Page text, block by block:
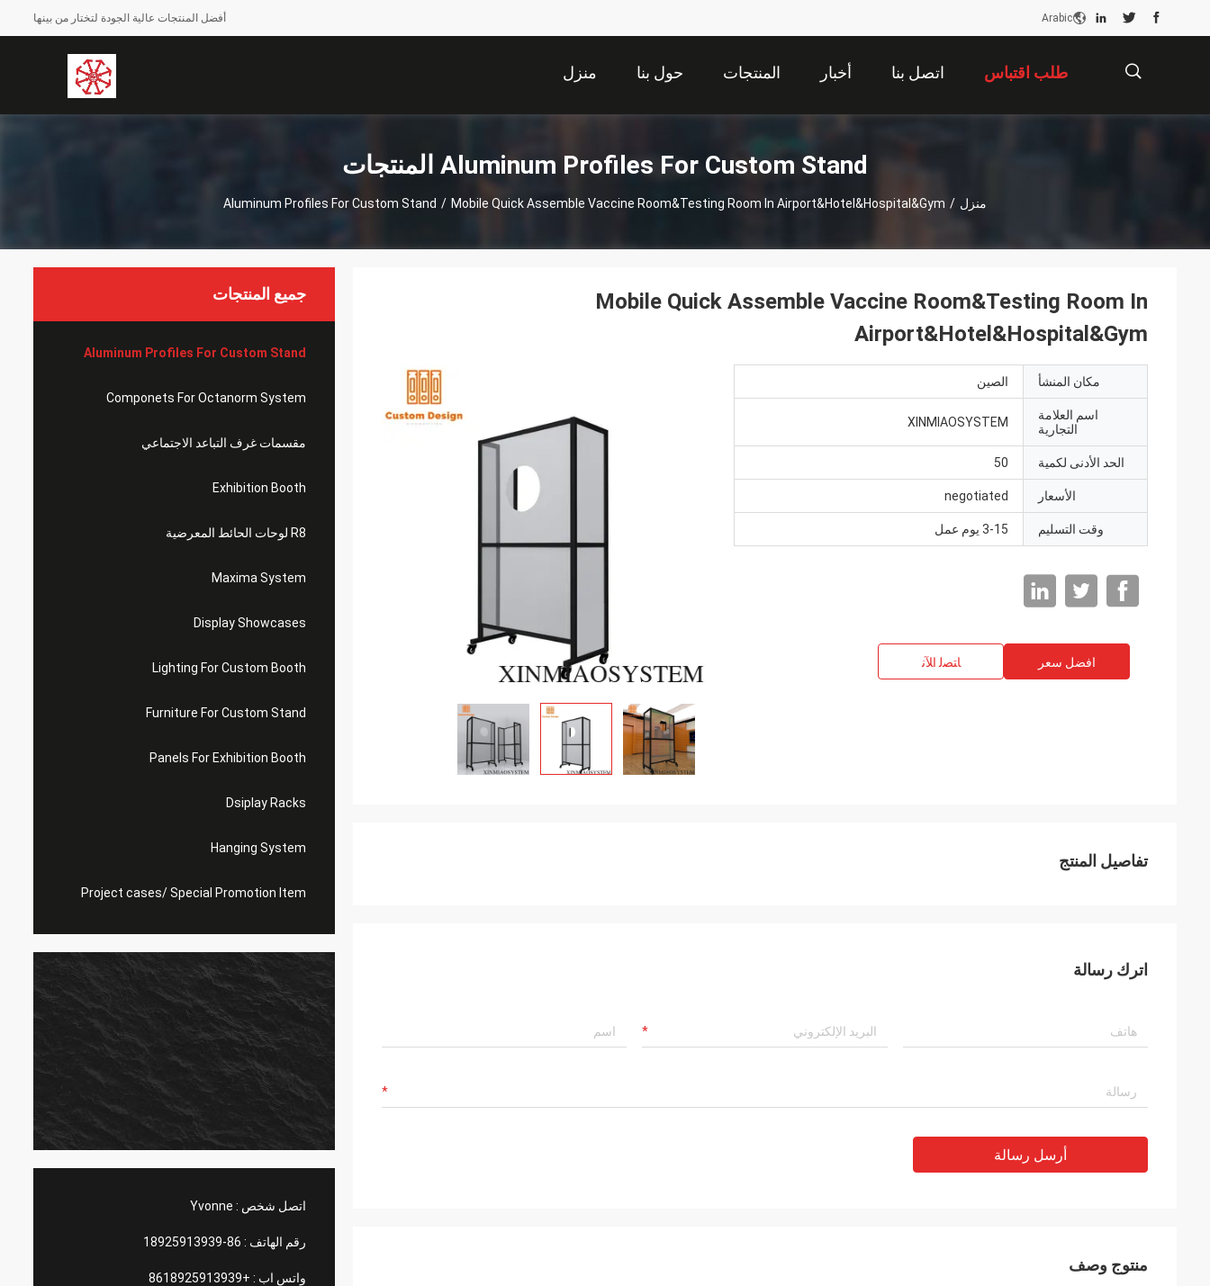
أفضل المنتجات عالية الجودة لتختار من بينها Arabic
منزل حول بنا المنتجات أخبار اتصل بنا طلب اقتباس
Aluminum Profiles For Custom Stand المنتجات
منزل /
Aluminum Profiles For Custom Stand / Mobile Quick Assemble Vaccine Room&Testing Room In Airport&Hotel&Hospital&Gym
جميع المنتجات
Aluminum Profiles For Custom Stand
Componets For Octanorm System
مقسمات غرف التباعد الاجتماعي
Exhibition Booth
R8 لوحات الحائط المعرضية
Maxima System
Display Showcases
Lighting For Custom Booth
Furniture For Custom Stand
Panels For Exhibition Booth
Dsiplay Racks
Hanging System
Project cases/ Special Promotion Item
اتصل شخص : Yvonne
رقم الهاتف : 86-18925913939
واتس اب : +8618925913939
Mobile Quick Assemble Vaccine Room&Testing Room In
Airport&Hotel&Hospital&Gym
مكان المنشأ الصين
اسم العلامة
التجارية
XINMIAOSYSTEM
الحد الأدنى لكمية 50
الأسعار negotiated
وقت التسليم 3-15 يوم عمل
افضل سعر ﺎﺘﺼﻟ ﺍﻶﻧ
تفاصيل المنتج
اترك رسالة
أرسل رسالة
منتوج وصف